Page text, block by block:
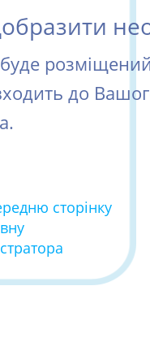
буде
до
сторінку